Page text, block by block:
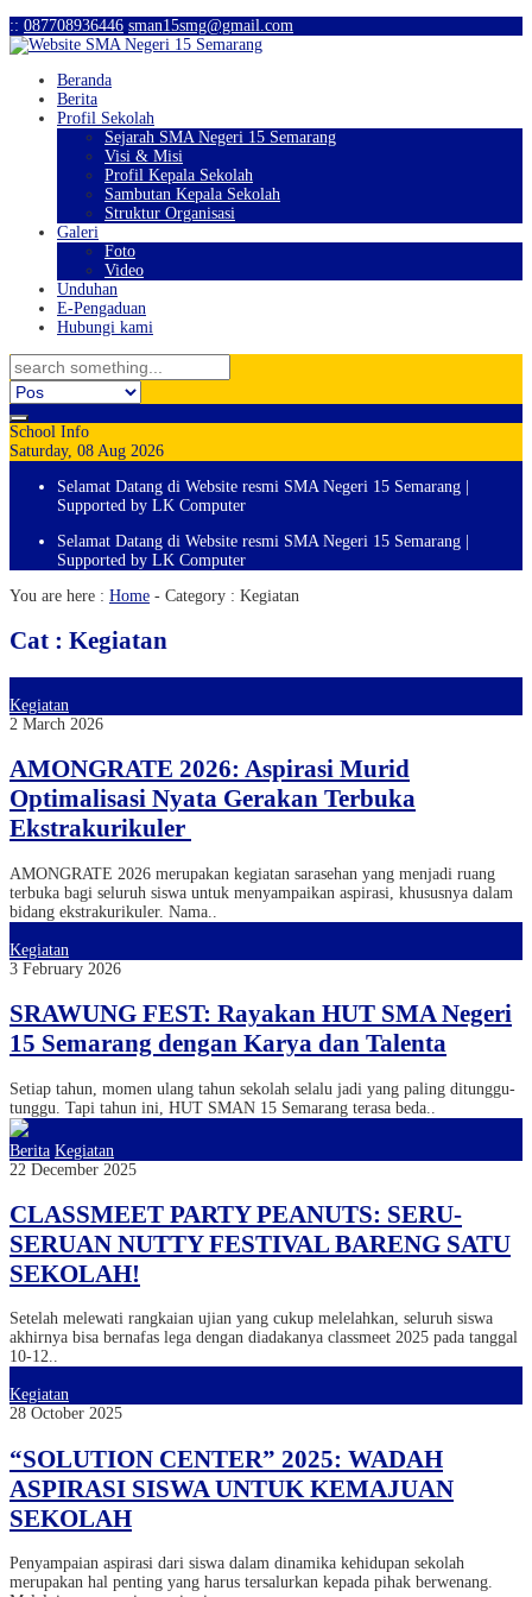
:: 087708936446 sman15smg@gmail.com
Beranda
Berita
Profil Sekolah
Sejarah SMA Negeri 15 Semarang
Visi & Misi
Profil Kepala Sekolah
Sambutan Kepala Sekolah
Struktur Organisasi
Galeri
Foto
Video
Unduhan
E-Pengaduan
Hubungi kami
School Info
Saturday, 08 Aug 2026
Selamat Datang di Website resmi SMA Negeri 15 Semarang |
Supported by LK Computer
Selamat Datang di Website resmi SMA Negeri 15 Semarang |
Supported by LK Computer
You are here : Home - Category : Kegiatan
Cat : Kegiatan
Kegiatan
2 March 2026
AMONGRATE 2026: Aspirasi Murid
Optimalisasi Nyata Gerakan Terbuka
Ekstrakurikuler
AMONGRATE 2026 merupakan kegiatan sarasehan yang menjadi ruang
terbuka bagi seluruh siswa untuk menyampaikan aspirasi, khususnya dalam
bidang ekstrakurikuler. Nama..
Kegiatan
3 February 2026
SRAWUNG FEST: Rayakan HUT SMA Negeri
15 Semarang dengan Karya dan Talenta
Setiap tahun, momen ulang tahun sekolah selalu jadi yang paling ditunggu-
tunggu. Tapi tahun ini, HUT SMAN 15 Semarang terasa beda..
Berita Kegiatan
22 December 2025
CLASSMEET PARTY PEANUTS: SERU-
SERUAN NUTTY FESTIVAL BARENG SATU
SEKOLAH!
Setelah melewati rangkaian ujian yang cukup melelahkan, seluruh siswa
akhirnya bisa bernafas lega dengan diadakanya classmeet 2025 pada tanggal
10-12..
Kegiatan
28 October 2025
“SOLUTION CENTER” 2025: WADAH
ASPIRASI SISWA UNTUK KEMAJUAN
SEKOLAH
Penyampaian aspirasi dari siswa dalam dinamika kehidupan sekolah
merupakan hal penting yang harus tersalurkan kepada pihak berwenang.